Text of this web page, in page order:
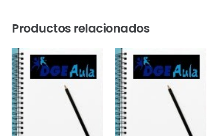
Productos relacionados